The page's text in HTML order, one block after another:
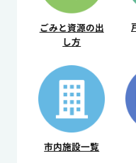
ごみと資源の出
し方
市内施設⼀覧